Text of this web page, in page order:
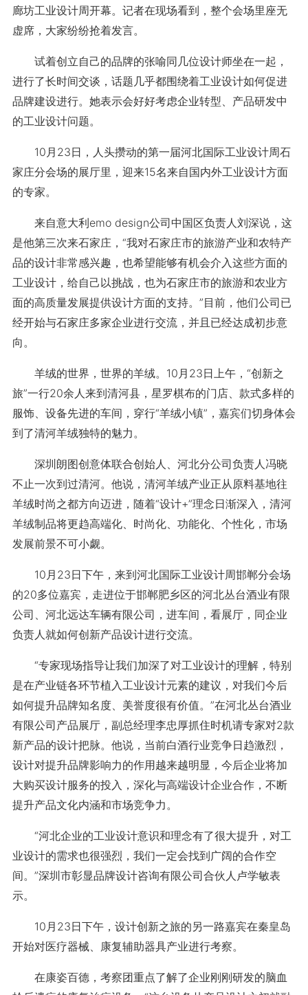
廊坊工业设计周开幕。记者在现场看到，整个会场里座无
虚席，大家纷纷抢着发言。
试着创立自己的品牌的张喻同几位设计师坐在一起，
进行了长时间交谈，话题几乎都围绕着工业设计如何促进
品牌建设进行。她表示会好好考虑企业转型、产品研发中
的工业设计问题。
10月23日，人头攒动的第一届河北国际工业设计周石
家庄分会场的展厅里，迎来15名来自国内外工业设计方面
的专家。
来自意大利emo design公司中国区负责人刘深说，这
是他第三次来石家庄，“我对石家庄市的旅游产业和农特产
品的设计非常感兴趣，也希望能够有机会介入这些方面的
工业设计，给自己以挑战，也为石家庄市的旅游和农业方
面的高质量发展提供设计方面的支持。”目前，他们公司已
经开始与石家庄多家企业进行交流，并且已经达成初步意
向。
羊绒的世界，世界的羊绒。10月23日上午，“创新之
旅”一行20余人来到清河县，星罗棋布的门店、款式多样的
服饰、设备先进的车间，穿行“羊绒小镇”，嘉宾们切身体会
到了清河羊绒独特的魅力。
深圳朗图创意体联合创始人、河北分公司负责人冯晓
不止一次到过清河。他说，清河羊绒产业正从原料基地往
羊绒时尚之都方向迈进，随着“设计+”理念日渐深入，清河
羊绒制品将更趋高端化、时尚化、功能化、个性化，市场
发展前景不可小觑。
10月23日下午，来到河北国际工业设计周邯郸分会场
的20多位嘉宾，走进位于邯郸肥乡区的河北丛台酒业有限
公司、河北远达车辆有限公司，进车间，看展厅，同企业
负责人就如何创新产品设计进行交流。
“专家现场指导让我们加深了对工业设计的理解，特别
是在产业链各环节植入工业设计元素的建议，对我们今后
如何提升品牌知名度、美誉度很有价值。”在河北丛台酒业
有限公司产品展厅，副总经理李忠厚抓住时机请专家对2款
新产品的设计把脉。他说，当前白酒行业竞争日趋激烈，
设计对提升品牌影响力的作用越来越明显，今后企业将加
大购买设计服务的投入，深化与高端设计企业合作，不断
提升产品文化内涵和市场竞争力。
“河北企业的工业设计意识和理念有了很大提升，对工
业设计的需求也很强烈，我们一定会找到广阔的合作空
间。”深圳市彰显品牌设计咨询有限公司合伙人卢学敏表
示。
10月23日下午，设计创新之旅的另一路嘉宾在秦皇岛
开始对医疗器械、康复辅助器具产业进行考察。
在康姿百德，考察团重点了解了企业刚刚研发的脑血